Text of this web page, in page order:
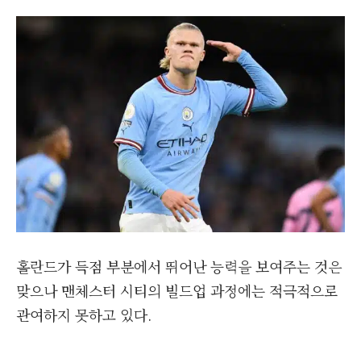
홀란드가 득점 부분에서 뛰어난 능력을 보여주는 것은
맞으나 맨체스터 시티의 빌드업 과정에는 적극적으로
관여하지 못하고 있다.